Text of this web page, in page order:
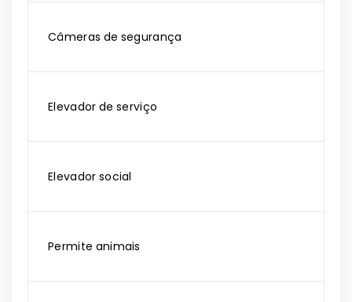
Câmeras de segurança
Elevador de serviço
Elevador social
Permite animais